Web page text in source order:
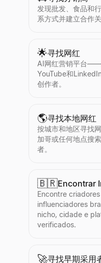
发现批发、食品和
系方式并建立合作关
🌟寻找网红
AI网红营销平台——
YouTube和
创作者。
🌎寻找本地网红
按城市和地区寻找
加哥或任何地点搜
者。
🇧🇷Encontrar
Encontre
influenciadores
nicho, cidade e
verificados.
🚀寻找早期采用